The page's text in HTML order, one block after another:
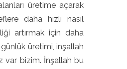
üretime açarak
daha hızlı nasıl
artırmak için daha
üretimi, inşallah
var bizim. İnşallah bu